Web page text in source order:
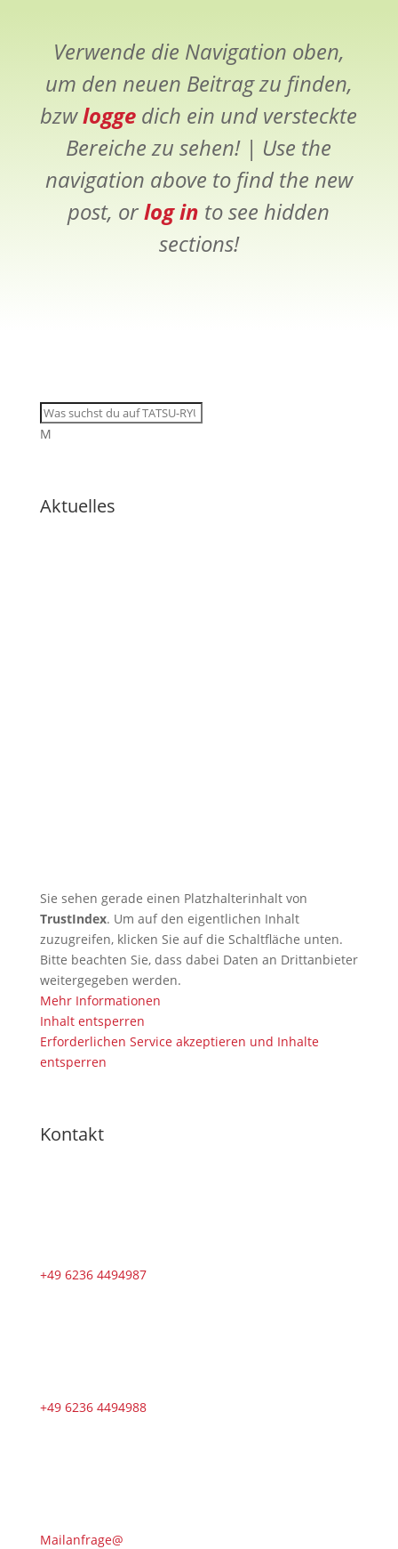
Verwende die Navigation oben,
um den neuen Beitrag zu finden,
bzwlogge dich ein und versteckte
Bereiche zu sehen! | Use the
navigation above to find the new
post, orlog in to see hidden
sections!
M
Aktuelles
Sie sehen gerade einen Platzhalterinhalt von
TrustIndex. Um auf den eigentlichen Inhalt
zuzugreifen, klicken Sie auf die Schaltfläche unten.
Bitte beachten Sie, dass dabei Daten an Drittanbieter
weitergegeben werden.
Mehr Informationen
Inhalt entsperren
Erforderlichen Service akzeptieren und Inhalte
entsperren
Kontakt
+49 6236 4494987
+49 6236 4494988
Mailanfrage@